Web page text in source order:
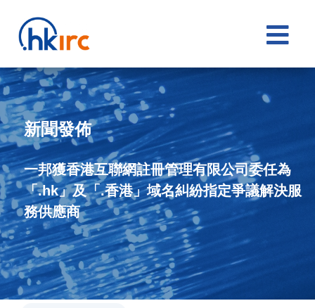

新聞發佈
一邦獲香港互聯網註冊管理有限公司委任為
「.hk」及「.香港」域名糾紛指定爭議解決服
務供應商